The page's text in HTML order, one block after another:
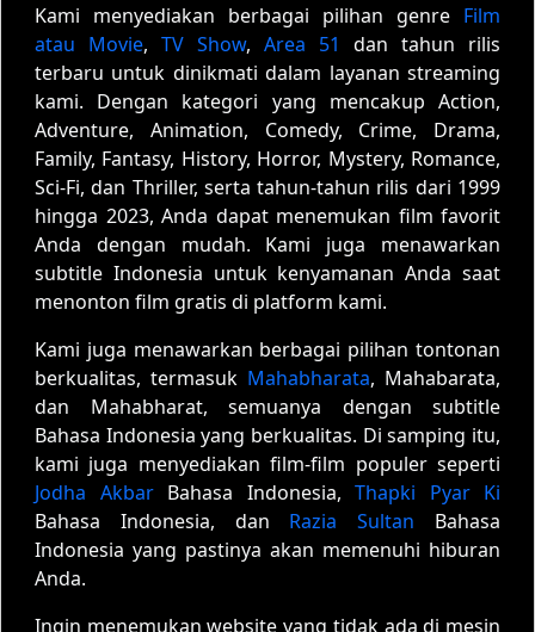
Kami menyediakan berbagai pilihan genre Film
atau Movie, TV Show, Area 51
dan tahun rilis
terbaru untuk dinikmati dalam layanan streaming
kami. Dengan kategori yang mencakup Action,
Adventure, Animation, Comedy, Crime, Drama,
Family, Fantasy, History, Horror, Mystery, Romance,
Sci-Fi, dan Thriller, serta tahun-tahun rilis dari 1999
hingga 2023, Anda dapat menemukan film favorit
Anda dengan mudah. Kami juga menawarkan
subtitle Indonesia untuk kenyamanan Anda saat
menonton film gratis di platform kami.
Kami juga menawarkan berbagai pilihan tontonan
berkualitas, termasuk Mahabharata, Mahabarata,
dan Mahabharat, semuanya dengan subtitle
Bahasa Indonesia yang berkualitas. Di samping itu,
kami juga menyediakan film-film populer seperti
Jodha AkbarBahasa Indonesia, Thapki Pyar Ki
Bahasa Indonesia, dan Razia Sultan Bahasa
Indonesia yang pastinya akan memenuhi hiburan
Anda.
Ingin menemukan website yang tidak ada di mesin